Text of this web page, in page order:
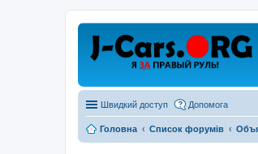
Швидкий доступ Допомога
Головна Список форумів